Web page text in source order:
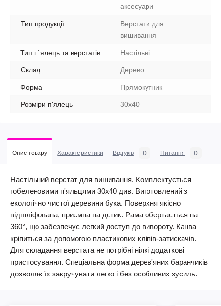
аксесуари
Тип продукції
Верстати для
вишивання
Тип п`ялець та верстатів Настільні
Склад Дерево
Форма Прямокутник
Розміри п'ялець 30х40
Опис товару Характеристики Відгуків 0 Питання 0
Настільний верстат для вишивання. Комплектується
гобеленовими п'яльцями 30х40 див. Виготовлений з
екологічно чистої деревини бука. Поверхня якісно
відшліфована, приємна на дотик. Рама обертається на
360°, що забезпечує легкий доступ до вивороту. Канва
кріпиться за допомогою пластикових кліпів-затискачів.
Для складання верстата не потрібні ніякі додаткові
пристосування. Спеціальна форма дерев'яних баранчиків
дозволяє їх закручувати легко і без особливих зусиль.